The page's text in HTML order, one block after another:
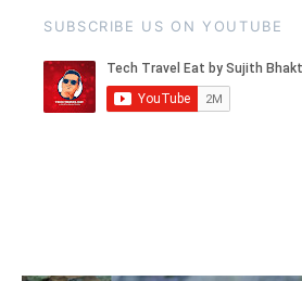
SUBSCRIBE US ON YOUTUBE